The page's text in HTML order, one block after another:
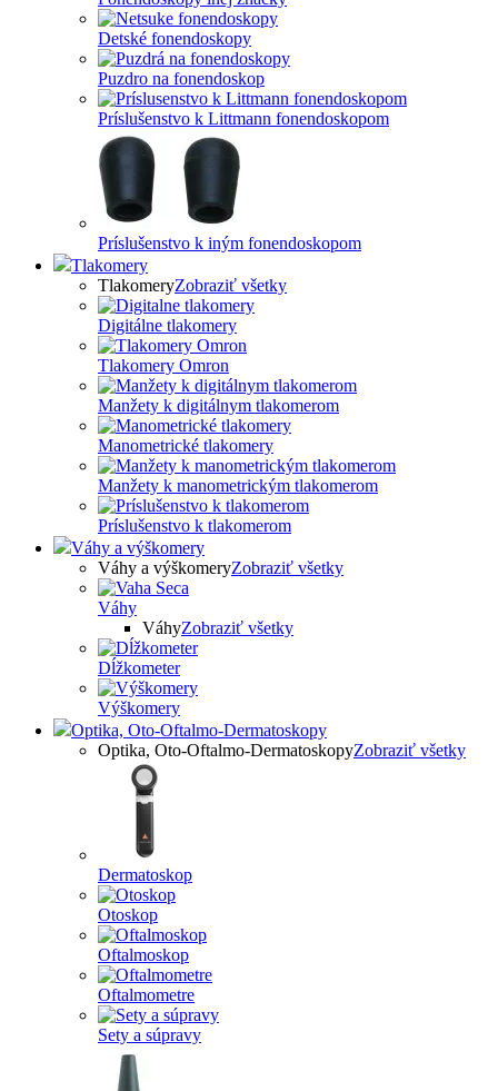
Detské fonendoskopy
Puzdro na fonendoskop
Príslušenstvo k Littmann fonendoskopom
Príslušenstvo k iným fonendoskopom
Tlakomery
TlakomeryZobraziť všetky
Digitálne tlakomery
Tlakomery Omron
Manžety k digitálnym tlakomerom
Manometrické tlakomery
Manžety k manometrickým tlakomerom
Príslušenstvo k tlakomerom
Váhy a výškomery
Váhy a výškomeryZobraziť všetky
Váhy
VáhyZobraziť všetky
Dĺžkometer
Výškomery
Optika, Oto-Oftalmo-Dermatoskopy
Optika, Oto-Oftalmo-DermatoskopyZobraziť všetky
Dermatoskop
Otoskop
Oftalmoskop
Oftalmometre
Sety a súpravy